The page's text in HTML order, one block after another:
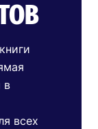
в
всех